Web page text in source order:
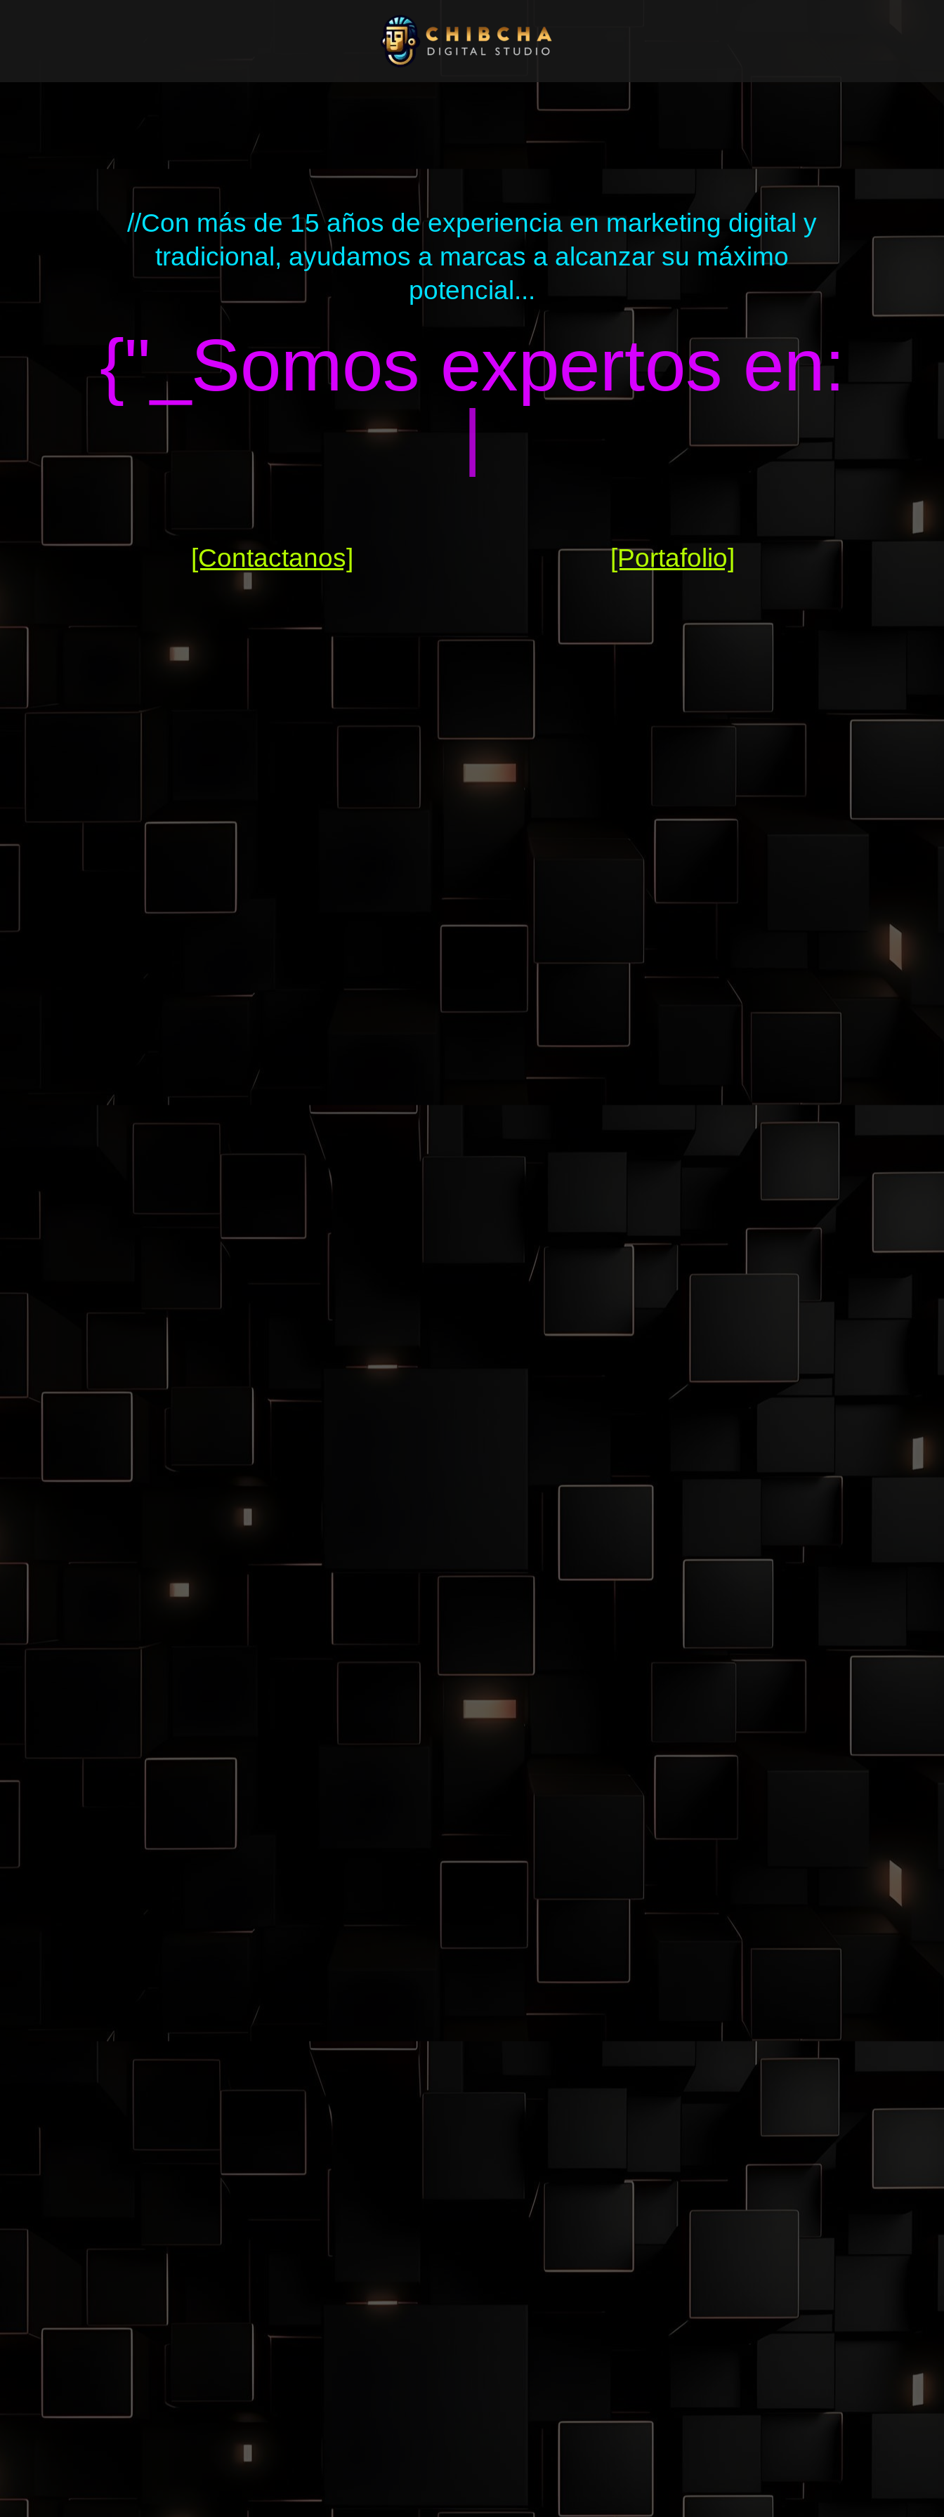
//Con más de 15 años de experiencia en marketing digital y
tradicional, ayudamos a marcas a alcanzar su máximo
potencial...
{"_Somos expertos en:
|
[Contactanos] [Portafolio]